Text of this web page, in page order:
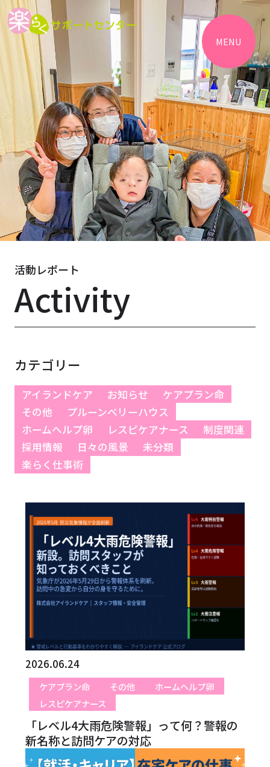
MENU
活動レポート
Activity
カテゴリー
アイランドケア お知らせ
ケアプラン命
その他
プルーンベリーハウス
ホームヘルプ卵
レスピケアナース
制度関連
採用情報
日々の風景
未分類
楽らく仕事術
2026.06.24
ケアプラン命 その他
ホームヘルプ卵
レスピケアナース
「レベル4大雨危険警報」って何？警報の
新名称と訪問ケアの対応